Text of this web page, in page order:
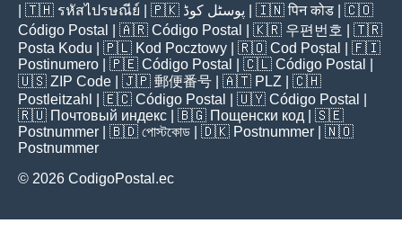
| 🇹🇭 รหัสไปรษณีย์ | 🇵🇰 پوسٹل کوڈ | 🇮🇳पिन कोड | 🇨🇴
Código Postal
| 🇦🇷 Código Postal | 🇰🇷 우편번호
| 🇹🇷
Posta Kodu | 🇵🇱 Kod Pocztowy | 🇷🇴 Cod Poștal
| 🇫🇮
Postinumero | 🇵🇪 Código Postal | 🇨🇱 Código Postal
🇺🇸 ZIP Code | 🇯🇵 郵便番号 | 🇦🇹 PLZ | 🇨🇭
Postleitzahl
| 🇪🇨 Código Postal | 🇺🇾 Código Postal
🇷🇺 Почтовый индекс | 🇧🇬 Пощенски код | 🇸🇪
Postnummer | 🇧🇩 পোস্টকোড | 🇩🇰 Postnummer | 🇳🇴
Postnummer
© 2026 CodigoPostal.ec